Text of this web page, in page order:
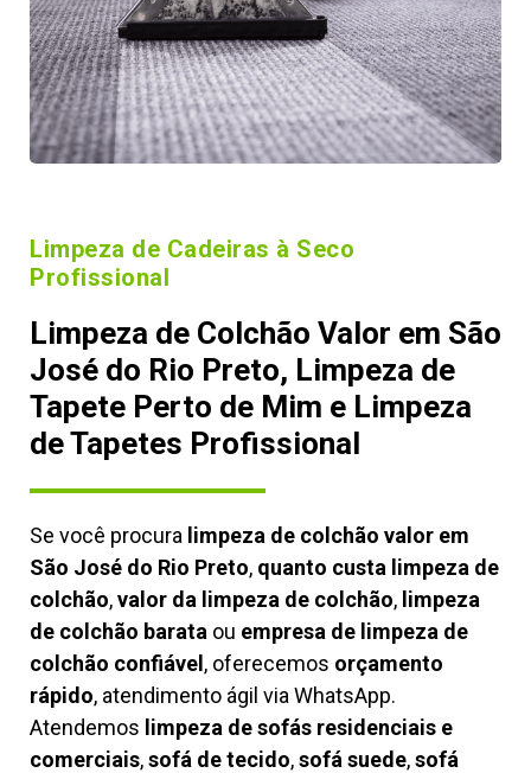
Limpeza de Cadeiras à Seco
Profissional
Limpeza de Colchão Valor em São
José do Rio Preto, Limpeza de
Tapete Perto de Mim e Limpeza
de Tapetes Profissional
Se você procura limpeza de colchão valor em
São José do Rio Preto, quanto custa limpeza de
colchão,valor da limpeza de colchão, limpeza
de colchão barata ou empresa de limpeza de
colchão confiável, oferecemos orçamento
rápido, atendimento ágil via WhatsApp.
Atendemos limpeza desofás residenciais e
comerciais,sofá de tecido,sofá suede,sofá